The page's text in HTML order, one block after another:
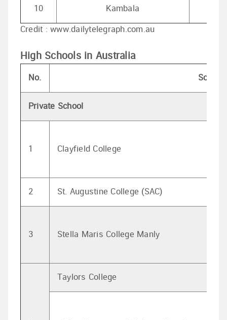
10 Kambala
Credit : www.dailytelegraph.com.au
High Schools in Australia
No. School
Private School
1 Clayfield College
2 St. Augustine College (SAC)
3 Stella Maris College Manly
Taylors College